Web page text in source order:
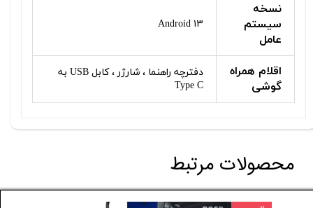
نسخه
سیستم
عامل
Android ۱۳
اقلام همراه
گوشی
دفترچه‌ راهنما ، شارژر ، کابل USB به
Type C
محصولات مرتبط